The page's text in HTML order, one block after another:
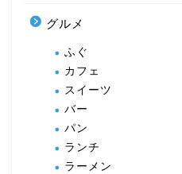
グルメ
ふぐ
カフェ
スイーツ
バー
パン
ランチ
ラーメン